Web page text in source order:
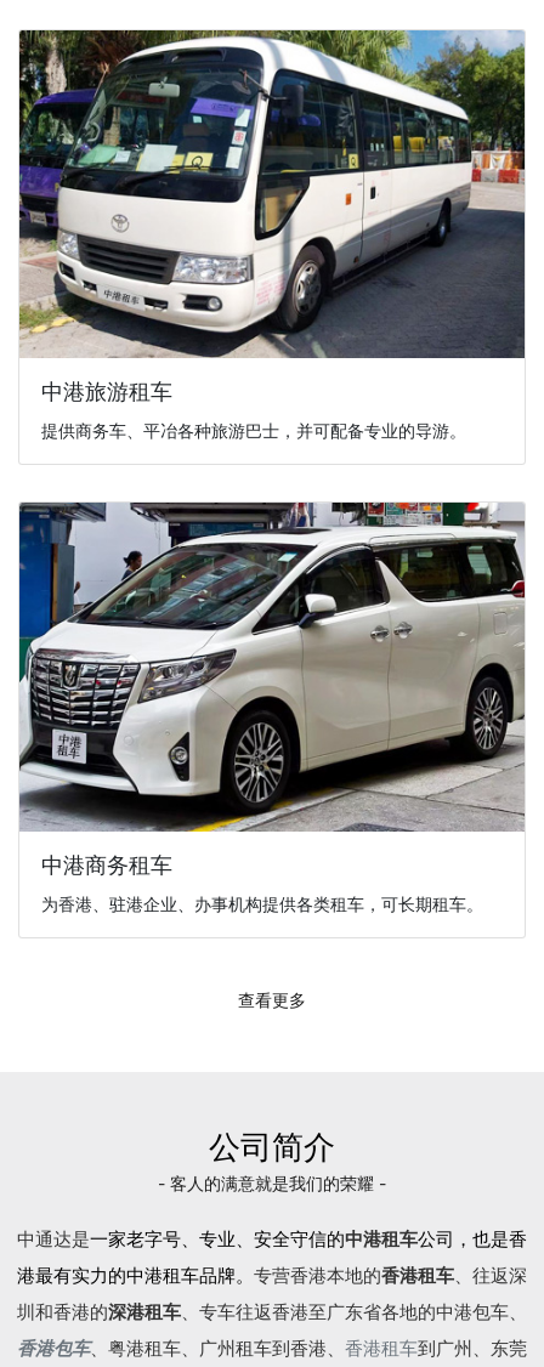
中港旅游租车
提供商务车、平冶各种旅游巴士，并可配备专业的导游。
中港商务租车
为香港、驻港企业、办事机构提供各类租车，可长期租车。
查看更多
公司简介
- 客人的满意就是我们的荣耀 -
中通达是一家老字号、专业、安全守信的中港租车公司，也是香
港最有实力的中港租车品牌。 专营香港本地的香港租车、往返深
圳和香港的深港租车、专车往返香港至广东省各地的中港包车、
香港包车、 粤港租车、广州租车到香港、 香港租车到广州、东莞